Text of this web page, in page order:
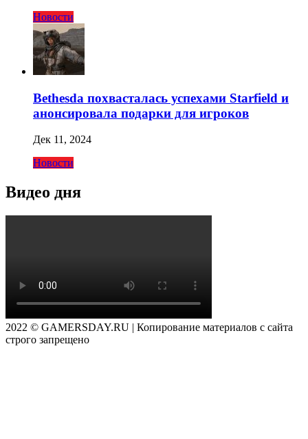
Новости
Bethesda похвасталась успехами Starfield и
анонсировала подарки для игроков
Дек 11, 2024
Новости
Видео дня
2022 © GAMERSDAY.RU | Копирование материалов с сайта
строго запрещено